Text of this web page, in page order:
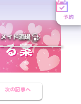
予約
メイド酒場
次の記事へ